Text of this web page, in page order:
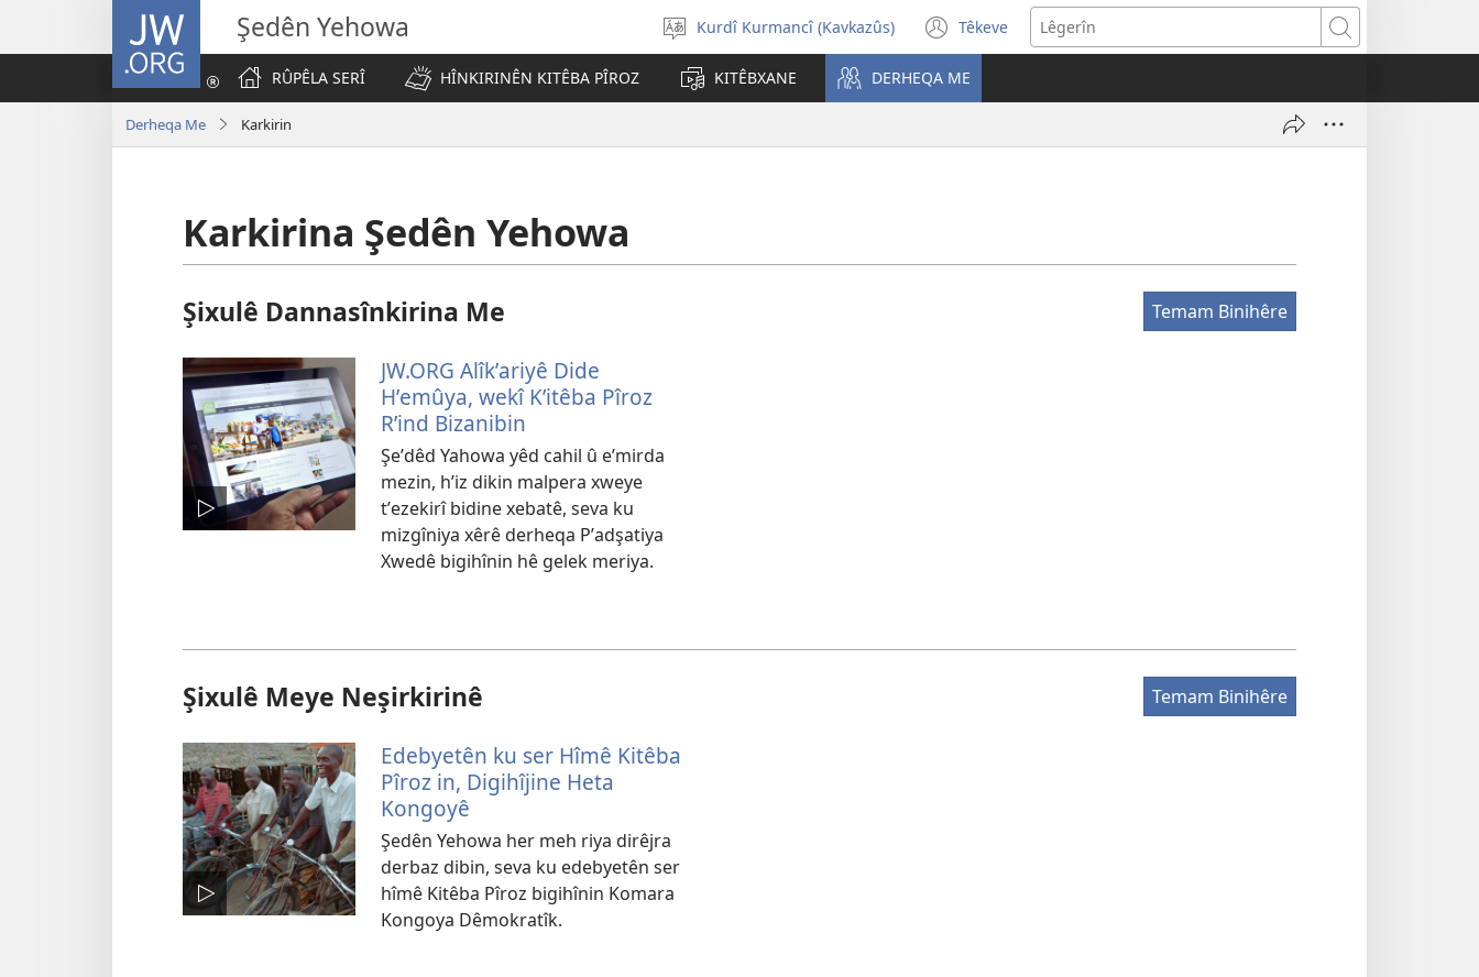
JW.ORG Şedên Yehowa
Ziman
bijbêre
Kurdî Kurmancî (Kavkazûs) Têkeve
(opens
new
window)
Lêgerîn
RÛPÊLA SERÎ
HÎNKIRINÊN KITÊBA PÎROZ KITÊBXANE DERHEQA ME
Derheqa Me Karkirin
Karkirina Şedên Yehowa
Şixulê Dannasînkirina Me Temam Binihêre
JW.ORG Alîkʹariyê Dide
Hʹemûya, wekî Kʹitêba Pîroz
Rʹind Bizanibin
Şeʹdêd Yahowa yêd cahil û eʹmirda
mezin, hʹiz dikin malpera xweye
tʹezekirî bidine xebatê, seva ku
mizgîniya xêrê derheqa Pʹadşatiya
Xwedê bigihînin hê gelek meriya.
Şixulê Meye Neşirkirinê Temam Binihêre
Edebyetên ku ser Hîmê Kitêba
Pîroz in, Digihîjine Heta
Kongoyê
Şedên Yehowa her meh riya dirêjra
derbaz dibin, seva ku edebyetên ser
hîmê Kitêba Pîroz bigihînin Komara
Kongoya Dêmokratîk.